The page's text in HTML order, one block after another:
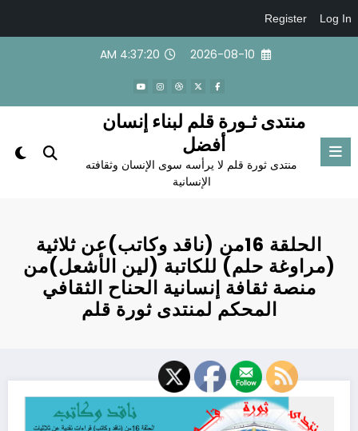
Log In
Register
2026-08-10
4:37:20 AM
منتدى ثـورة قلم لبناء إنسان
أفضل
منتدى ثورة قلم لا يرأسه سوى الإنسان وثقافته
الإنسانية
الحلقة 16من (ناقد وكاتب)عن ثلاثية
(مراوغة حلم) للكاتبة (لين الأشعل)من
منصة ثقافة إنسانية الحناح الثقافي
المحكم لمنتدى ثورة قلم